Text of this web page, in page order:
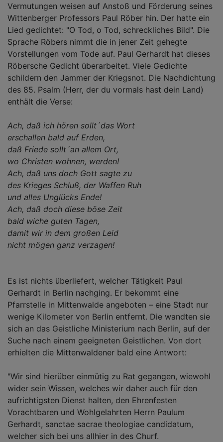
Vermutungen weisen auf Anstoß und Förderung seines
Wittenberger Professors Paul Röber hin. Der hatte ein
Lied gedichtet: "O Tod, o Tod, schreckliches Bild". Die
Sprache Röbers nimmt die in jener Zeit gehegte
Vorstellungen vom Tode auf. Paul Gerhardt hat dieses
Röbersche Gedicht überarbeitet. Viele Gedichte
schildern den Jammer der Kriegsnot. Die Nachdichtung
des 85. Psalm (Herr, der du vormals hast dein Land)
enthält die Verse:
Ach, daß ich hören sollt´das Wort
erschallen bald auf Erden,
daß Friede sollt´an allem Ort,
wo Christen wohnen, werden!
Ach, daß uns doch Gott sagte zu
des Krieges Schluß, der Waffen Ruh
und alles Unglücks Ende!
Ach, daß doch diese böse Zeit
bald wiche guten Tagen,
damit wir in dem großen Leid
nicht mögen ganz verzagen!
Es ist nichts überliefert, welcher Tätigkeit Paul
Gerhardt in Berlin nachging. Er bekommt eine
Pfarrstelle in Mittenwalde angeboten – eine Stadt nur
wenige Kilometer von Berlin entfernt. Die wandten sie
sich an das Geistliche Ministerium nach Berlin, auf der
Suche nach einem geeigneten Geistlichen. Von dort
erhielten die Mittenwaldener bald eine Antwort:
"Wir sind hierüber einmütig zu Rat gegangen, wiewohl
wider sein Wissen, welches wir daher auch für den
aufrichtigsten Dienst halten, den Ehrenfesten
Vorachtbaren und Wohlgelahrten Herrn Paulum
Gerhardt, sanctae sacrae theologiae candidatum,
welcher sich bei uns allhier in des Churf.